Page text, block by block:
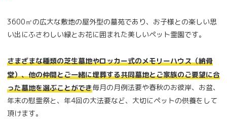
3600㎡の広大な敷地の屋外型の墓苑であり、お子様との楽しい思
い出にふさわしい緑とお花に囲まれた美しいペット霊園です。
さまざまな種類の芝生墓地やロッカー式のメモリーハウス（納骨
堂）、他の仲間とご一緒に埋葬する共同墓地とご家族のご要望に合
った墓地を選ぶことができ毎月の月例法要や春秋のお彼岸、お盆、
年末の慰霊祭と、年4回の大法要など、大切にペットの供養をして
頂けます。